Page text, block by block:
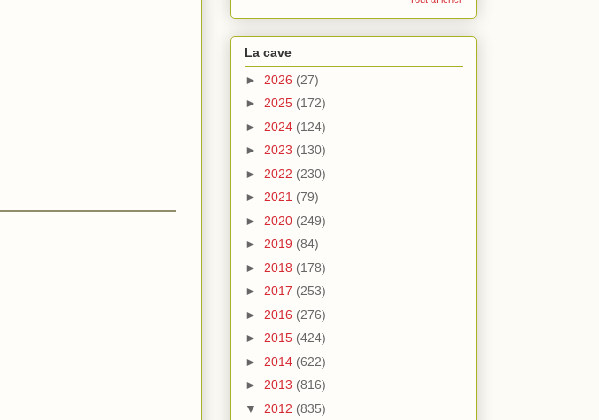
La cave
► 2026 (27)
► 2025 (172)
► 2024 (124)
► 2023 (130)
► 2022 (230)
► 2021 (79)
► 2020 (249)
► 2019 (84)
► 2018 (178)
► 2017 (253)
► 2016 (276)
► 2015 (424)
► 2014 (622)
► 2013 (816)
▼ 2012 (835)